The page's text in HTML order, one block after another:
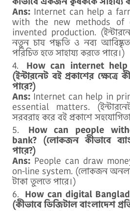
Ans: Internet can help a
with the new methods of
invented production.
নতুন চাষ পদ্ধতি ও নব্য
পরিচিত হতে সাহায্য করতে পারে।)
How can internet
(ইন্টারনেট বই প্রকাশের
পারে?)
Ans: Internet can help in
essential matters.
সরবরাহ করে বই প্রকাশে
How can people
bank? (লোকজন কীভাবে
পারে?)
Ans: People can draw
on-line system. (লোকজন
টাকা তুলতে পারে।)
How can digital
(কীভাবে ডিজিটাল বাংলাদেশ